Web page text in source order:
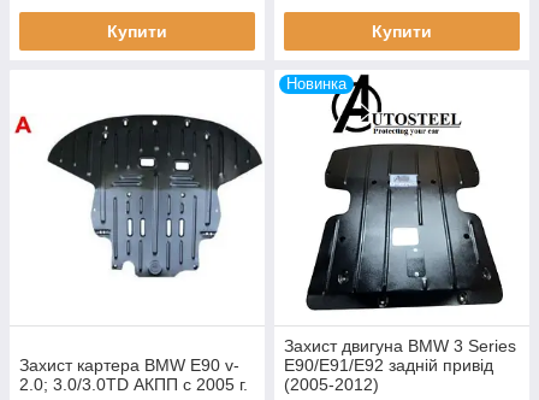
Купити Купити
Захист картера BMW E90 v-
2.0; 3.0/3.0TD АКПП с 2005 г.
Новинка
Захист двигуна BMW 3 Series
E90/E91/E92 задній привід
(2005-2012)